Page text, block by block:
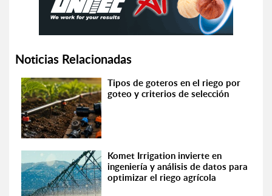
Noticias Relacionadas
Tipos de goteros en el riego por
goteo y criterios de selección
Komet Irrigation invierte en
ingeniería y análisis de datos para
optimizar el riego agrícola